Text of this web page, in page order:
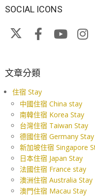
SOCIAL ICONS
文章分類
住宿 Stay
中國住宿 China stay
南韓住宿 Korea Stay
台灣住宿 Taiwan Stay
德國住宿 Germany Stay
新加坡住宿 Singapore
日本住宿 Japan Stay
法國住宿 France stay
澳洲住宿 Australia Stay
澳門住宿 Macau Stay